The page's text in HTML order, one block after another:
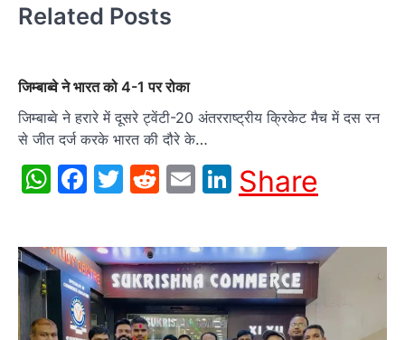
Related Posts
जिम्बाब्वे ने भारत को 4-1 पर रोका
जिम्बाब्वे ने हरारे में दूसरे ट्वेंटी-20 अंतरराष्ट्रीय क्रिकेट मैच में दस रन
से जीत दर्ज करके भारत की दौरे के…
WhatsApp
Facebook
Twitter
Reddit
EmailLinkedIn
Share